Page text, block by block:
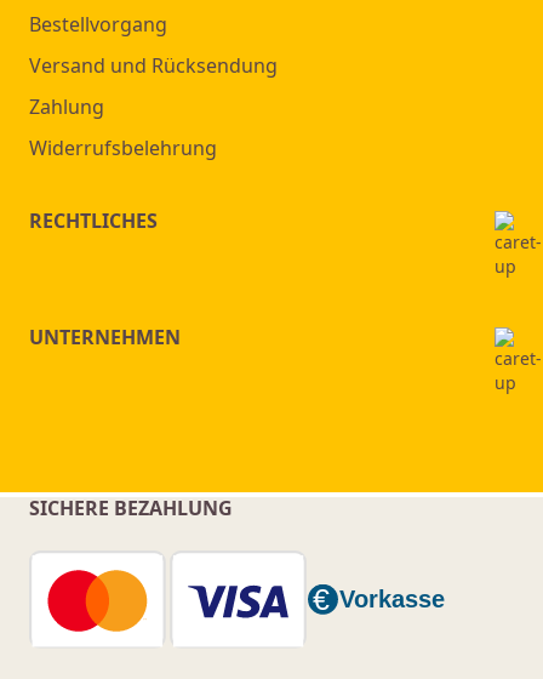
Bestellvorgang
Versand und Rücksendung
Zahlung
Widerrufsbelehrung
RECHTLICHES
UNTERNEHMEN
SICHERE BEZAHLUNG